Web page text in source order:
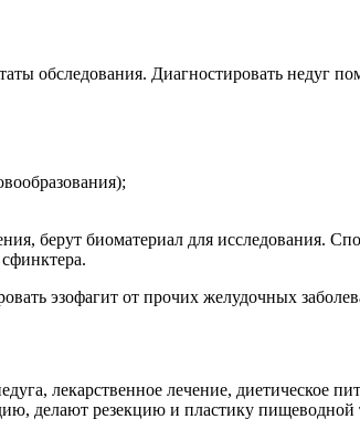
обследования. Диагностировать недуг
берут биоматериал для исследования.
эзофагит от прочих желудочных
лекарственное лечение, диетическое
делают резекцию и пластику пищеводной